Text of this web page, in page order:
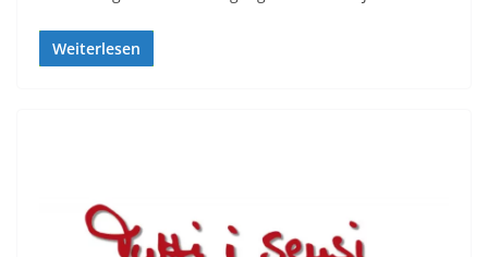
Weiterlesen